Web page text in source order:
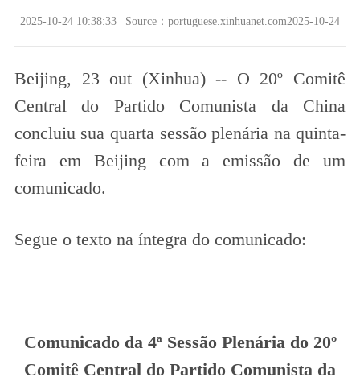
2025-10-24 10:38:33 | Source：portuguese.xinhuanet.com2025-10-24
Beijing, 23 out (Xinhua) -- O 20º Comitê
Central do Partido Comunista da China
concluiu sua quarta sessão plenária na quinta-
feira em Beijing com a emissão de um
comunicado.
Segue o texto na íntegra do comunicado:
Comunicado da 4ª Sessão Plenária do 20º
Comitê Central do Partido Comunista da